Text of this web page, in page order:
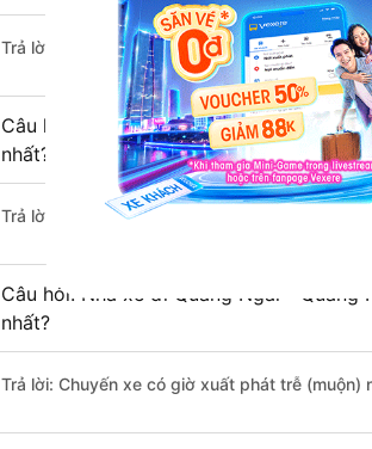
Trả lời: Trung bình mỗi ngày có khoảng 7
Câu hỏi: Nhà xe đi Bù Gia Mập - Bình
nhất?
Trả lời: Chuyến xe có giờ xuất phát sớm nhất
Câu hỏi: Nhà xe đi Quảng Ngãi -
nhất?
Trả lời: Chuyến xe có giờ xuất phát trễ (muộn)